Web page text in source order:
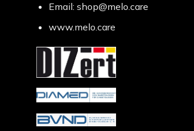
Email: shop@melo.care
www.melo.care